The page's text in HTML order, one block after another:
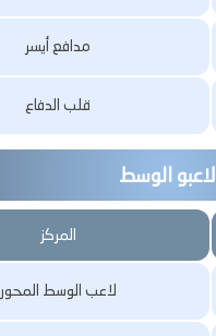
مدافع أيسر
قلب الدفاع
لاعبو الوسط
المركز
لاعب الوسط المحور